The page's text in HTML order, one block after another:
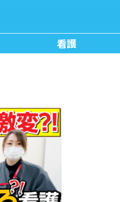
看護